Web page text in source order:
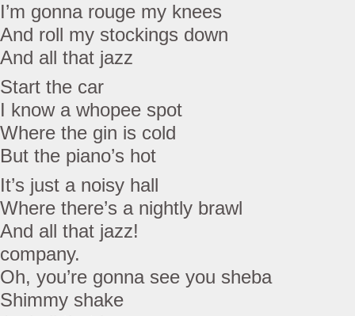
I’m gonna rouge my knees
And roll my stockings down
And all that jazz
Start the car
I know a whopee spot
Where the gin is cold
But the piano’s hot
It’s just a noisy hall
Where there’s a nightly brawl
And all that jazz!
company.
Oh, you’re gonna see you sheba
Shimmy shake